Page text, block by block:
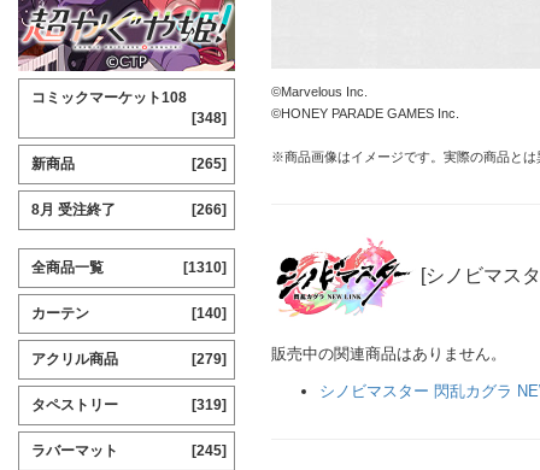
©Marvelous Inc.
©HONEY PARADE GAMES Inc.
※商品画像はイメージです。実際の商品と
[シノビマス
販売中の関連商品はありません。
シノビマスター 閃乱カグラ
コミックマーケット108
[348]
新商品 [265]
8月 受注終了 [266]
全商品一覧 [1310]
カーテン [140]
アクリル商品 [279]
タペストリー [319]
ラバーマット [245]